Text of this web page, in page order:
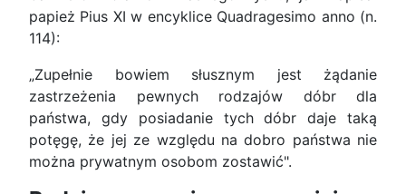
papież Pius XI w encyklice Quadragesimo anno (n.
114):
„Zupełnie bowiem słusznym jest żądanie
zastrzeżenia pewnych rodzajów dóbr dla
państwa, gdy posiadanie tych dóbr daje taką
potęgę, że jej ze względu na dobro państwa nie
można prywatnym osobom zostawić".